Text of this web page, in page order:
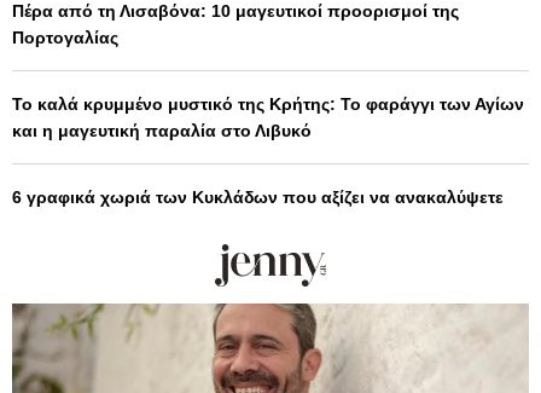
Πέρα από τη Λισαβόνα: 10 μαγευτικοί προορισμοί της
Πορτογαλίας
Το καλά κρυμμένο μυστικό της Κρήτης: Το φαράγγι των Αγίων
και η μαγευτική παραλία στο Λιβυκό
6 γραφικά χωριά των Κυκλάδων που αξίζει να ανακαλύψετε